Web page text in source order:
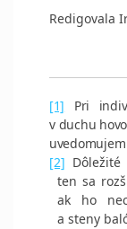
Redigovala
[1] Pri
v duchu
uvedomujem
[2]
ten sa
ak ho
a steny